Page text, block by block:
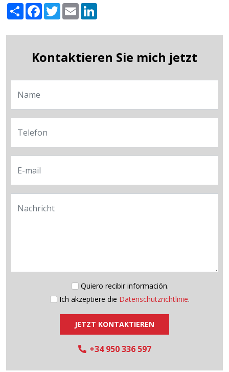
ShareFacebook
TwitterEmail
Kontaktieren Sie mich jetzt
Quiero recibir información.
Ich akzeptiere die Datenschutzrichtlinie.
JETZT KONTAKTIEREN
+34 950 336 597